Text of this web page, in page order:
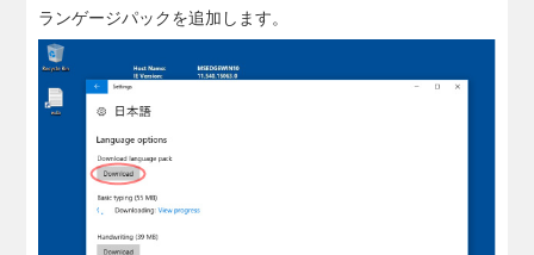
ランゲージパックを追加します。